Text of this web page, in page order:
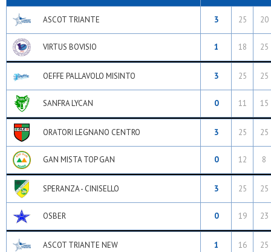
ASCOT TRIANTE 3 25 20
VIRTUS BOVISIO 1 18 25
OEFFE PALLAVOLO MISINTO 3 25 25
SANFRA LYCAN 0 11 15
ORATORI LEGNANO CENTRO 3 25 25
GAN MISTA TOP GAN 0 12 8
SPERANZA - CINISELLO 3 25 25
OSBER 0 19 23
ASCOT TRIANTE NEW 1 16 25